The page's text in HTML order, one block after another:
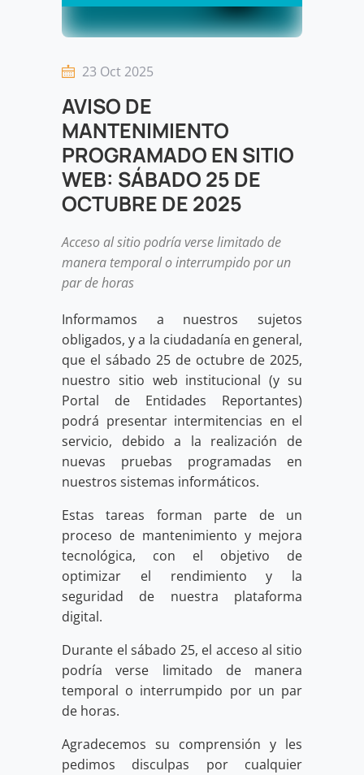
23 Oct 2025
AVISO DE
MANTENIMIENTO
PROGRAMADO EN SITIO
WEB: SÁBADO 25 DE
OCTUBRE DE 2025
Acceso al sitio podría verse limitado de
manera temporal o interrumpido por un
par de horas
Informamos a nuestros sujetos
obligados, y a la ciudadanía en general,
que el sábado 25 de octubre de 2025,
nuestro sitio web institucional (y su
Portal de Entidades Reportantes)
podrá presentar intermitencias en el
servicio, debido a la realización de
nuevas pruebas programadas en
nuestros sistemas informáticos.
Estas tareas forman parte de un
proceso de mantenimiento y mejora
tecnológica, con el objetivo de
optimizar el rendimiento y la
seguridad de nuestra plataforma
digital.
Durante el sábado 25, el acceso al sitio
podría verse limitado de manera
temporal o interrumpido por un par
de horas.
Agradecemos su comprensión y les
pedimos disculpas por cualquier